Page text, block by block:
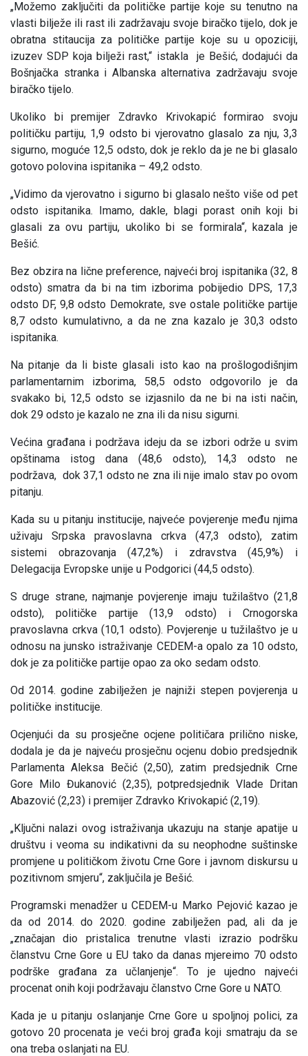
„Možemo zaključiti da političke partije koje su tenutno na
vlasti bilježe ili rast ili zadržavaju svoje biračko tijelo, dok je
obratna stitaucija za političke partije koje su u opoziciji,
izuzev SDP koja bilježi rast,“ istakla je Bešić, dodajući da
Bošnjačka stranka i Albanska alternativa zadržavaju svoje
biračko tijelo.
Ukoliko bi premijer Zdravko Krivokapić formirao svoju
političku partiju, 1,9 odsto bi vjerovatno glasalo za nju, 3,3
sigurno, moguće 12,5 odsto, dok je reklo da je ne bi glasalo
gotovo polovina ispitanika – 49,2 odsto.
„Vidimo da vjerovatno i sigurno bi glasalo nešto više od pet
odsto ispitanika. Imamo, dakle, blagi porast onih koji bi
glasali za ovu partiju, ukoliko bi se formirala“, kazala je
Bešić.
Bez obzira na lične preference, najveći broj ispitanika (32, 8
odsto) smatra da bi na tim izborima pobijedio DPS, 17,3
odsto DF, 9,8 odsto Demokrate, sve ostale političke partije
8,7 odsto kumulativno, a da ne zna kazalo je 30,3 odsto
ispitanika.
Na pitanje da li biste glasali isto kao na prošlogodišnjim
parlamentarnim izborima, 58,5 odsto odgovorilo je da
svakako bi, 12,5 odsto se izjasnilo da ne bi na isti način,
dok 29 odsto je kazalo ne zna ili da nisu sigurni.
Većina građana i podržava ideju da se izbori održe u svim
opštinama istog dana (48,6 odsto), 14,3 odsto ne
podržava, dok 37,1 odsto ne zna ili nije imalo stav po ovom
pitanju.
Kada su u pitanju institucije, najveće povjerenje među njima
uživaju Srpska pravoslavna crkva (47,3 odsto), zatim
sistemi obrazovanja (47,2%) i zdravstva (45,9%) i
Delegacija Evropske unije u Podgorici (44,5 odsto).
S druge strane, najmanje povjerenje imaju tužilaštvo (21,8
odsto), političke partije (13,9 odsto) i Crnogorska
pravoslavna crkva (10,1 odsto). Povjerenje u tužilaštvo je u
odnosu na junsko istraživanje CEDEM-a opalo za 10 odsto,
dok je za političke partije opao za oko sedam odsto.
Od 2014. godine zabilježen je najniži stepen povjerenja u
političke institucije.
Ocjenjući da su prosječne ocjene političara prilično niske,
dodala je da je najveću prosječnu ocjenu dobio predsjednik
Parlamenta Aleksa Bečić (2,50), zatim predsjednik Crne
Gore Milo Đukanović (2,35), potpredsjednik Vlade Dritan
Abazović (2,23) i premijer Zdravko Krivokapić (2,19).
„Ključni nalazi ovog istraživanja ukazuju na stanje apatije u
društvu i veoma su indikativni da su neophodne suštinske
promjene u političkom životu Crne Gore i javnom diskursu u
pozitivnom smjeru“, zaključila je Bešić.
Programski menadžer u CEDEM-u Marko Pejović kazao je
da od 2014. do 2020. godine zabilježen pad, ali da je
„značajan dio pristalica trenutne vlasti izrazio podršku
članstvu Crne Gore u EU tako da danas mjereimo 70 odsto
podrške građana za učlanjenje“. To je ujedno najveći
procenat onih koji podržavaju članstvo Crne Gore u NATO.
Kada je u pitanju oslanjanje Crne Gore u spoljnoj polici, za
gotovo 20 procenata je veći broj građa koji smatraju da se
ona treba oslanjati na EU.